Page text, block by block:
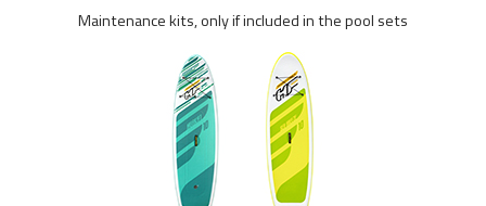
Maintenance kits, only if included in the pool sets